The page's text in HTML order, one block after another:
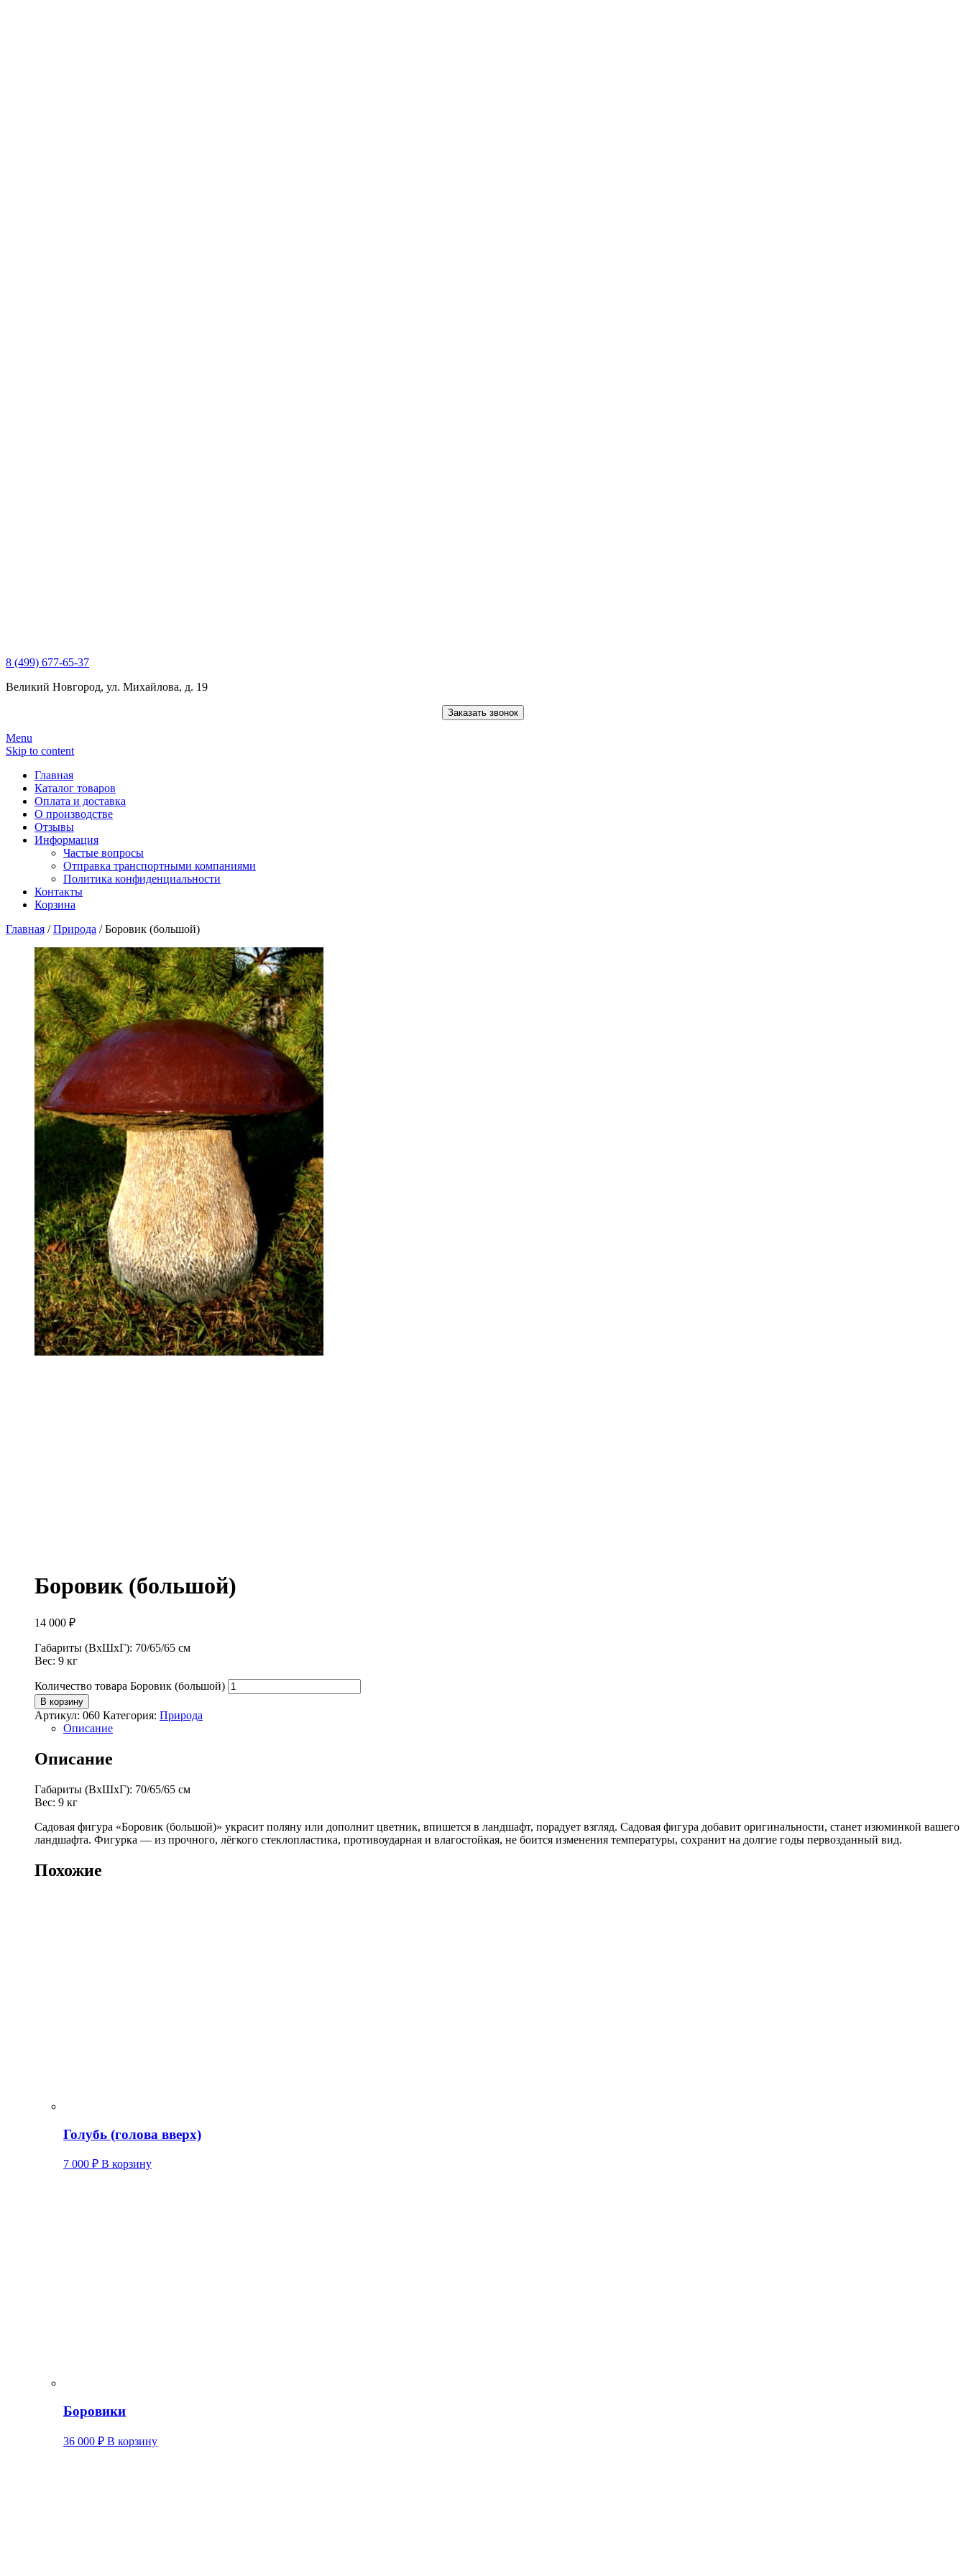
8 (499) 677-65-37
Великий Новгород, ул. Михайлова, д. 19
Заказать звонок
Menu
Skip to content
Главная
Каталог товаров
Оплата и доставка
О производстве
Отзывы
Информация
Частые вопросы
Отправка транспортными компаниями
Политика конфиденциальности
Контакты
Корзина
Главная /Природа / Боровик (большой)
Боровик (большой)
14 000 ₽
Габариты (ВхШхГ): 70/65/65 см
Вес: 9 кг
Количество товара Боровик (большой)
В корзину
Артикул: 060 Категория: Природа
Описание
Описание
Габариты (ВхШхГ): 70/65/65 см
Вес: 9 кг
Садовая фигура «Боровик (большой)» украсит поляну или дополнит цветник, впишется в ландшафт, порадует взгляд. Садовая фигура добавит оригинальности, станет изюминкой вашего
ландшафта. Фигурка — из прочного, лёгкого стеклопластика, противоударная и влагостойкая, не боится изменения температуры, сохранит на долгие годы первозданный вид.
Похожие
Голубь (голова вверх)
7 000 ₽ В корзину
Боровики
36 000 ₽ В корзину